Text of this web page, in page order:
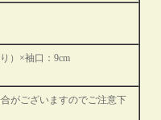
）×袖口：9cm
がございますのでご注意下